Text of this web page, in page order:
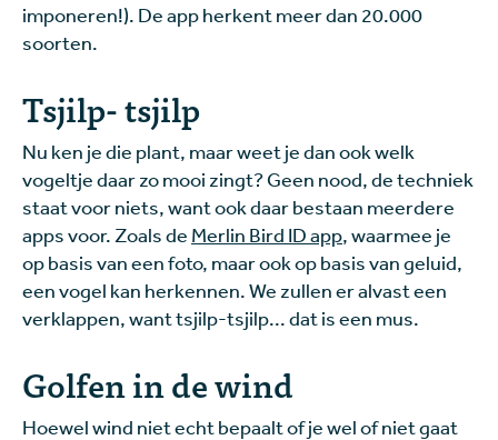
imponeren!). De app herkent meer dan 20.000
soorten.
Tsjilp- tsjilp
Nu ken je die plant, maar weet je dan ook welk
vogeltje daar zo mooi zingt? Geen nood, de techniek
staat voor niets, want ook daar bestaan meerdere
apps voor. Zoals de Merlin Bird ID app, waarmee je
op basis van een foto, maar ook op basis van geluid,
een vogel kan herkennen. We zullen er alvast een
verklappen, want tsjilp-tsjilp... dat is een mus.
Golfen in de wind
Hoewel wind niet echt bepaalt of je wel of niet gaat